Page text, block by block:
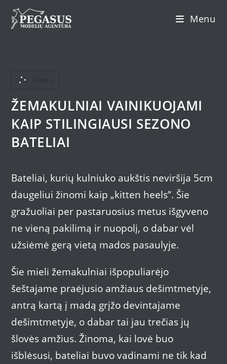
content
Menu
ŽEMAKULNIAI VAINIKUOJAMI
KAIP STILINGIAUSI SEZONO
BATELIAI
Bateliai, kurių kulniuko aukštis neviršija 5cm
daugeliui žinomi kaip „kitten heels”. Šie
gražuoliai per pastaruosius metus išgyveno
ne vieną pakilimą ir nuopolį, o dabar vėl
užsiėmė gerą vietą mados pasaulyje.
Šie mieli žemakulniai išpopuliarėjo
šeštajame praėjusio amžiaus dešimtmetyje,
antrą kartą į madą grįžo devintajame
dešimtmetyje, o dabar tai jau trečias jų
šlovės amžius. Žinoma, kai lovė buo
išblėsusi, bateliai buvo vadinami ne tik kad